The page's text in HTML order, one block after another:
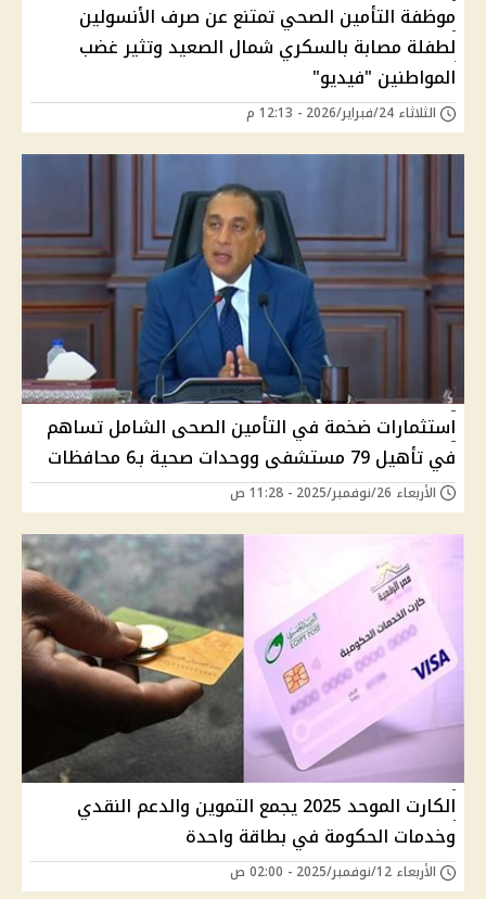
موظفة التأمين الصحي تمتنع عن صرف الأنسولين
لطفلة مصابة بالسكري شمال الصعيد وتثير غضب
المواطنين "فيديو"
الثلاثاء 24/فبراير/2026 - 12:13 م
استثمارات ضخمة في التأمين الصحى الشامل تساهم
في تأهيل 79 مستشفى ووحدات صحية بـ6 محافظات
الأربعاء 26/نوفمبر/2025 - 11:28 ص
الكارت الموحد 2025 يجمع التموين والدعم النقدي
وخدمات الحكومة في بطاقة واحدة
الأربعاء 12/نوفمبر/2025 - 02:00 ص